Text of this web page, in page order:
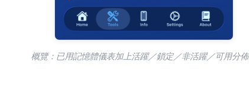
概覽：已用記憶體儀表加上活躍／鎖定／非活躍／可用分佈